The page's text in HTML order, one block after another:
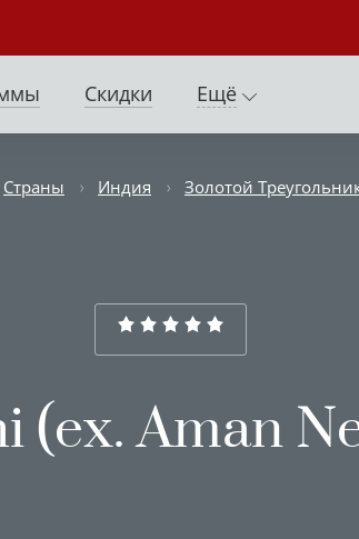
Скидки Ещё
Страны Индия Золотой
(ex. Aman